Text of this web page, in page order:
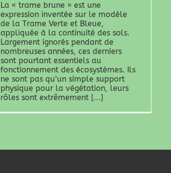
La « trame brune » est une
expression inventée sur le modèle
de la Trame Verte et Bleue,
appliquée à la continuité des sols.
Largement ignorés pendant de
nombreuses années, ces derniers
sont pourtant essentiels au
fonctionnement des écosystèmes. Ils
ne sont pas qu’un simple support
physique pour la végétation, leurs
rôles sont extrêmement [...]